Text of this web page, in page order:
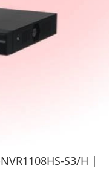
hình IP Dahua DHI-
S3/H |